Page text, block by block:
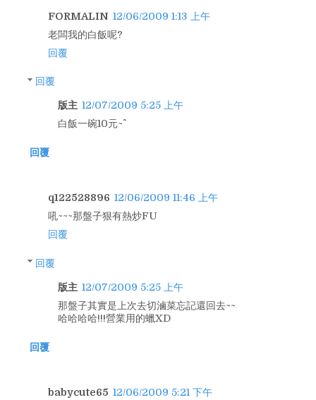
FORMALIN 12/06/2009 1:13 上午
老闆我的白飯呢?
回覆
回覆
版主 12/07/2009 5:25 上午
白飯一碗10元~^^
回覆
q122528896 12/06/2009 11:46 上午
吼~~~那盤子狠有熱炒FU
回覆
回覆
版主 12/07/2009 5:25 上午
那盤子其實是上次去切滷菜忘記還回去~~
哈哈哈哈!!!營業用的蠟XD
回覆
babycute65 12/06/2009 5:21 下午